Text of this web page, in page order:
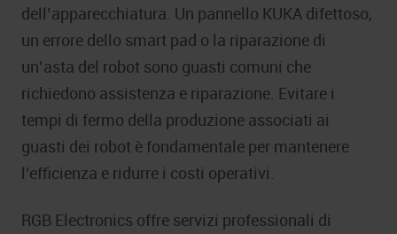
dell’apparecchiatura. Un pannello KUKA difettoso,
un errore dello smart pad o la riparazione di
un’asta del robot sono guasti comuni che
richiedono assistenza e riparazione. Evitare i
tempi di fermo della produzione associati ai
guasti dei robot è fondamentale per mantenere
l’efficienza e ridurre i costi operativi.
RGB Electronics offre servizi professionali di